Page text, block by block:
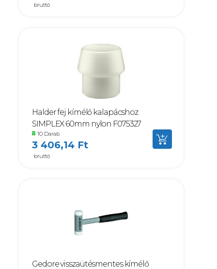
bruttó
Halder fej kímélő kalapácshoz
SIMPLEX 60mm nylon F075327
10 Darab
3 406,14 Ft
bruttó
Gedore visszaütésmentes kímélő